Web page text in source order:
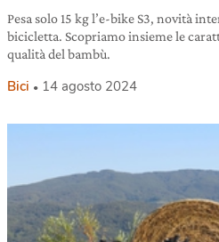
Pesa solo 15 kg l’e-bike S3, novità
bicicletta. Scopriamo insieme le
qualità del bambù.
Bici 14 agosto 2024